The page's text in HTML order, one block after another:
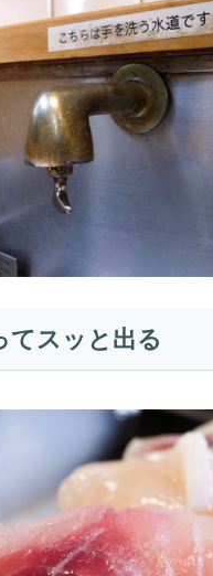
てスッと出る